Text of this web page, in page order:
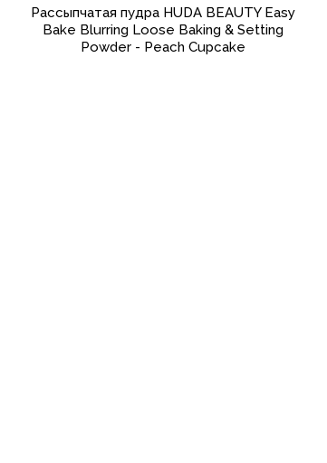
Рассыпчатая пудра HUDA BEAUTY Easy
Bake Blurring Loose Baking & Setting
Powder - Peach Cupcake